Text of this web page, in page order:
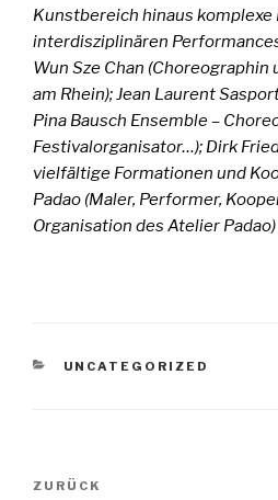
Kunstbereich hinaus
interdisziplinären
Wun Sze Chan (Choreographin
am Rhein); Jean Laurent
Pina Bausch Ensemble –
Festivalorganisator…); Dirk
vielfältige Formationen und
Padao (Maler, Performer,
Organisation des Atelier Padao)
KATEGORIEN
UNCATEGORIZED
Beitragsnavigation
Vorheriger
ZURÜCK